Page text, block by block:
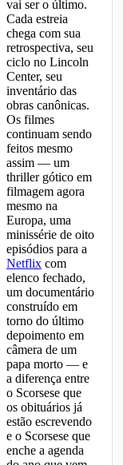
vai ser o último.
Cada estreia
chega com sua
retrospectiva, seu
ciclo no Lincoln
Center, seu
inventário das
obras canônicas.
Os filmes
continuam sendo
feitos mesmo
assim — um
thriller gótico em
filmagem agora
mesmo na
Europa, uma
minissérie de oito
episódios para a
Netflix com
elenco fechado,
um documentário
construído em
torno do último
depoimento em
câmera de um
papa morto — e
a diferença entre
o Scorsese que
os obituários já
estão escrevendo
e o Scorsese que
enche a agenda